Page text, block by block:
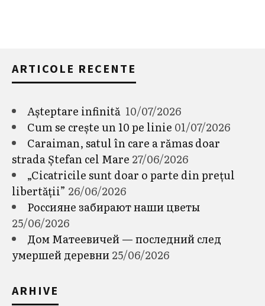
ARTICOLE RECENTE
Așteptare infinită 10/07/2026
Cum se crește un 10 pe linie 01/07/2026
Caraiman, satul în care a rămas doar
strada Ștefan cel Mare 27/06/2026
„Cicatricile sunt doar o parte din prețul
libertății” 26/06/2026
Россияне забирают наши цветы
25/06/2026
Дом Матеевичей — последний след
умершей деревни25/06/2026
ARHIVE